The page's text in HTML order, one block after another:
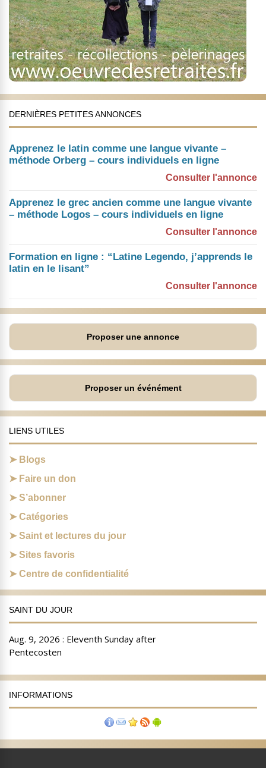
DERNIÈRES PETITES ANNONCES
Apprenez le latin comme une langue vivante –
méthode Orberg – cours individuels en ligne
Consulter l'annonce
Apprenez le grec ancien comme une langue vivante
– méthode Logos – cours individuels en ligne
Consulter l'annonce
Formation en ligne : “Latine Legendo, j’apprends le
latin en le lisant”
Consulter l'annonce
Proposer une annonce
Proposer un événément
LIENS UTILES
Blogs
Faire un don
S’abonner
Catégories
Saint et lectures du jour
Sites favoris
Centre de confidentialité
SAINT DU JOUR
INFORMATIONS